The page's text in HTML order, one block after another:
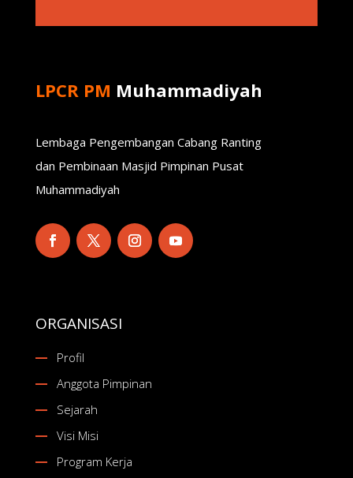
LPCR PM Muhammadiyah
Lembaga Pengembangan Cabang Ranting
dan Pembinaan Masjid Pimpinan Pusat
Muhammadiyah
ORGANISASI
Profil
Anggota Pimpinan
Sejarah
Visi Misi
Program Kerja